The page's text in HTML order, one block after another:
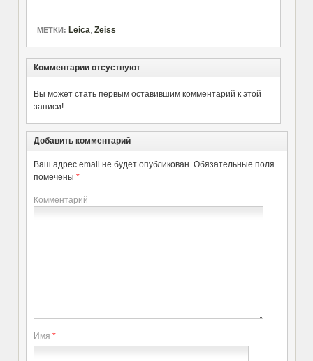
МЕТКИ: Leica, Zeiss
Комментарии отсуствуют
Вы может стать первым оставившим комментарий к этой
записи!
Добавить комментарий
Ваш адрес email не будет опубликован. Обязательные поля
помечены *
Комментарий
Имя *